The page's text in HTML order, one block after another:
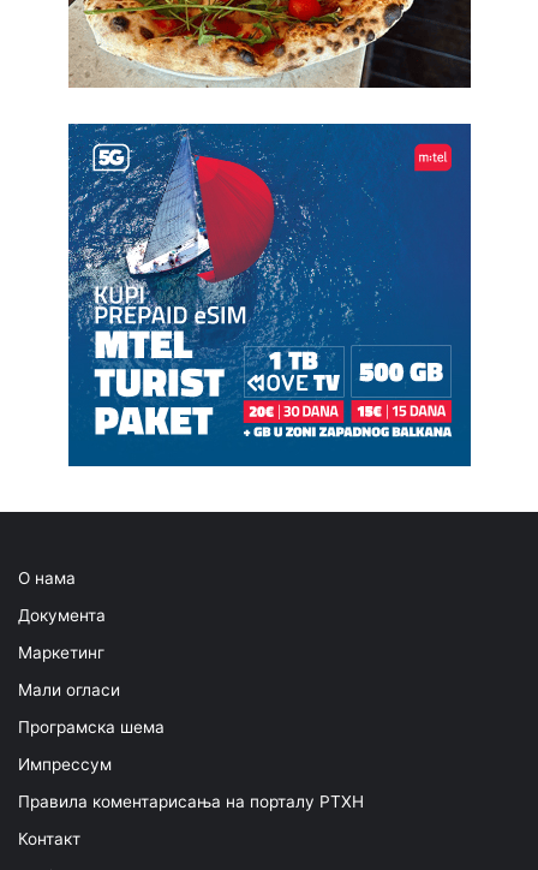
О нама
Документа
Маркетинг
Мали огласи
Програмска шема
Импрессум
Правила коментарисања на порталу РТХН
Контакт